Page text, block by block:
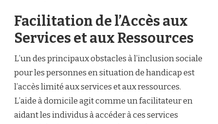
Facilitation de l’Accès aux
Services et aux Ressources
L’un des principaux obstacles à l’inclusion sociale
pour les personnes en situation de handicap est
l’accès limité aux services et aux ressources.
L’aide à domicile agit comme un facilitateur en
aidant les individus à accéder à ces services